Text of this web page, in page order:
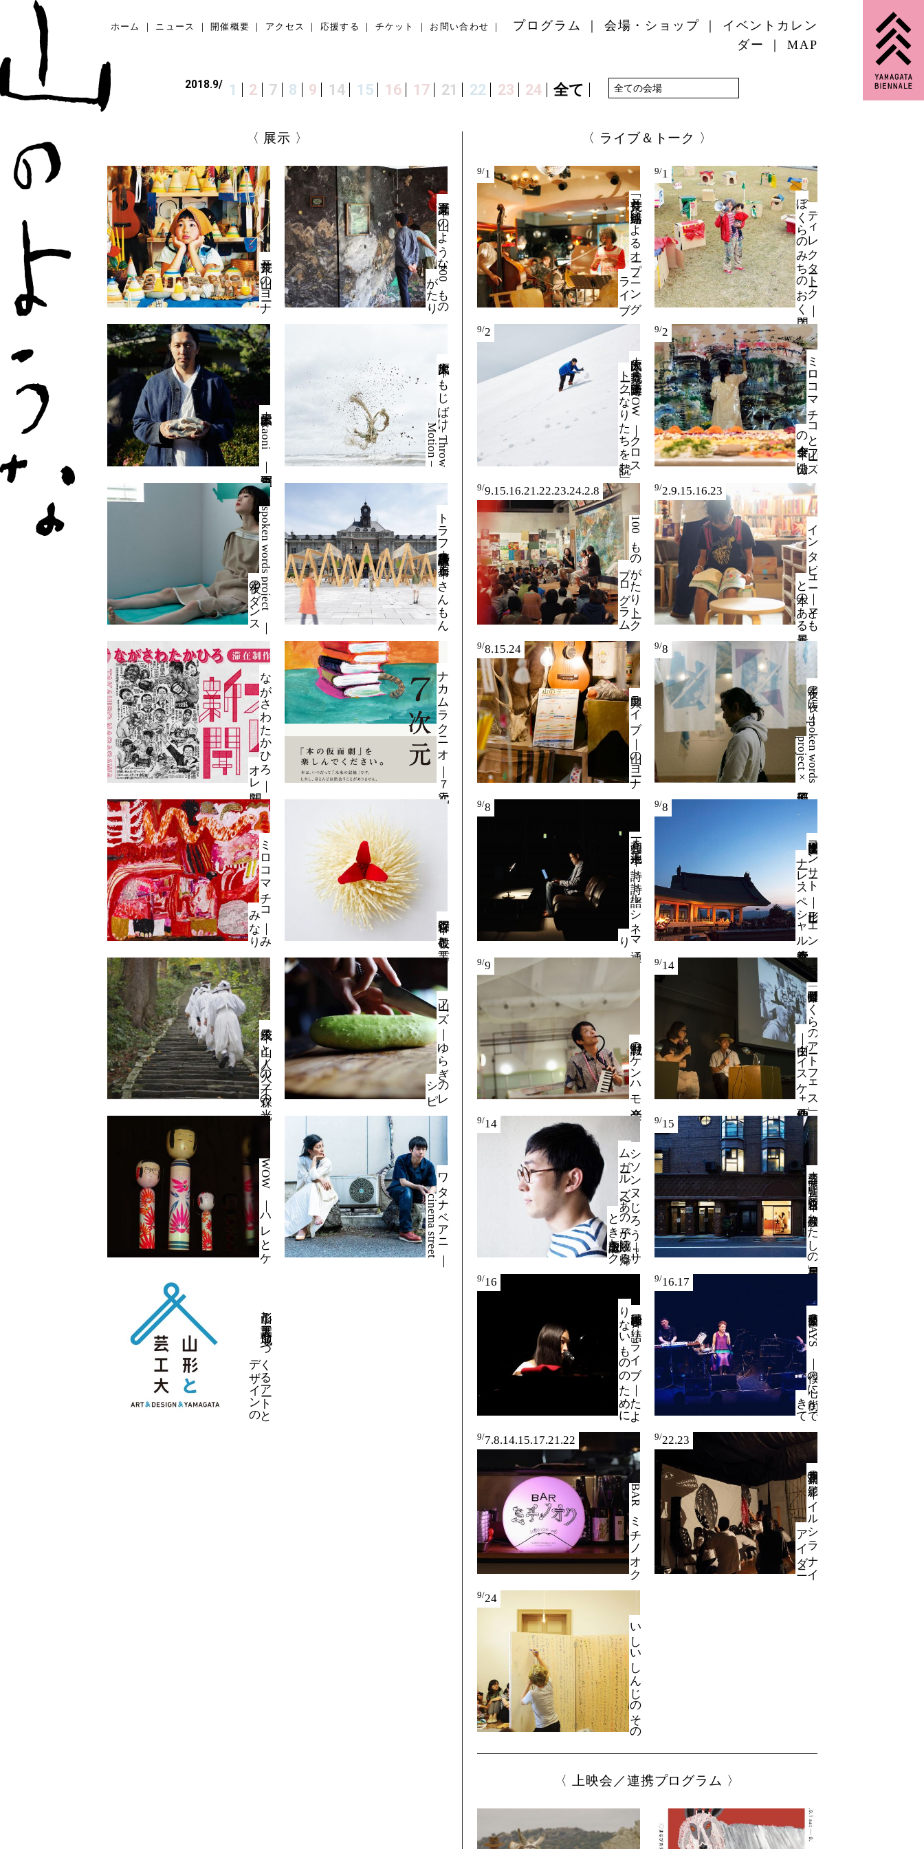
ホーム ニュース 開催概要 アクセス 応援する チケット お問い合わせ プログラム 会場・ショップ
イベントカレン
ダー
MAP
2018.9/ 1 2 7 8 9 14 15 16 17 21 22 23 24 全て
展示
荒井良二 ｜ 山のヨーナ 三瀬夏之介
｜
山の
よ
う
な
1
00
も
の
がた
り
坂本大三郎＋akaoni ｜ 森羅万象洞 大原大次郎
｜
も
じ
ば
け
–
T
h
r
o
w
Mo
t
i
o
n
–
s
p
o
k
e
n
w
o
r
d
s
p
r
o
j
e
c
t
｜
夜子のダ
ン
ス トラフ建築設計事務所＋石巻工房 ｜ さんもん
な
が
さ
わ
た
か
ひ
ろ｜
オレ
新聞 ナカムラクニオ ｜ ７次元
ミ
ロ
コ
マ
チ
コ
｜
み
みな
り 森岡督行 ｜ 畏敬と工芸
茂木綾子 ｜ 山と人／火の子／森の光 山フ
ーズ
｜
ゆ
ら
ぎ
のレ
シピ
WOW ｜ ハレとケ ワ
タ
ナ
ベ
ア
ニ
｜
ci
n
e
m
a
s
t
r
e
e
t
山形と
芸工大展─
地域と
つ
くる
ア
ート
と
デザ
イ
ン
の
実践
ライブ＆トーク
9/1
「荒井良二と
連絡船」に
よ
る
オ
ープ
ニン
グ
ライ
ブ
9/1
デ
ィ
レ
ク
タ
ート
ーク
｜
ぼく
ら
の
み
ち
の
お
く
入門
9/2
大原大次郎＋
禿真哉＋千葉隆博＋
W
O
W
｜
ク
ロ
ス
トーク
「な
り
た
ち
を
読む
」
9/2
ミ
ロ
コ
マ
チ
コ
と
山フ
ーズ
の夕食会
｜
山分け
9/9.15.16.21.22.23.24.2.8
1
0
0
も
の
がた
り
ト
ーク
プロ
グ
ラ
ム
9/2.9.15.16.23
イ
ン
タ
ビ
ュ
ー
｜
子ど
も
と本の
あ
る
風景
9/8.15.24
即興ライブ ｜ 山のヨーナ
9/8
夜子の
夜に
｜
s
p
o
k
e
n
w
o
r
d
s
pr
o
j
e
c
t
×
原田郁子
9/8
和合亮一＋
池永正二
｜
詩ト
詩ト
語ル
シ
ネ
マ通
り
9/8
山形交響楽団コ
ン
サ
ート
｜
山形ビ
エ
ン
ナーレ
・ス
ペ
シ
ャ
ル
金管八重奏
9/9
野村誠のケンハモ音楽会
9/14
野外授業「ぼ
く
ら
の
ア
ート
フ
ェ
ス
」
｜中山ダ
イ
ス
ケ
＋
仲西祐介
9/14
シ
ソ
ン
ヌ
じ
ろう
｜
『サ
ム
ガ
ール
ズ
〜あ
の子が
故郷に
帰る
とき
』出版記念ト
ーク
9/15
三谷龍二＋皆川明＋森岡督行 ｜ 座談会「わたしの日用美品」
9/16
寺尾紗穂
弾き
語り
ラ
イ
ブ
｜
た
よ
りな
い
も
の
の
た
め
に
9/16.17
空気公団２
D
A
Y
S
｜
僕の
心に
街がで
きて
9/7.8.14.15.17.21.22
BAR ミチノオク
9/22.23
川村亘平斎の
影絵
｜
イ
ル
シ
ラ
ナ
イ
アイ
ダ
ニ
9/24
いしいしんじのその場小説
上映会／連携プログラム